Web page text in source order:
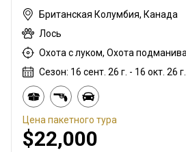
Британская Колумбия, Канада
Лось
Сезон: 16 сент. 26 г. - 16 окт. 26 г.
Цена пакетного тура
$22,000